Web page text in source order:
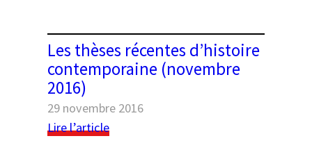
le
président
du
du
CAPES
Les thèses récentes d’histoire
contemporaine (novembre
2016)
29 novembre 2016
Lire l’article: